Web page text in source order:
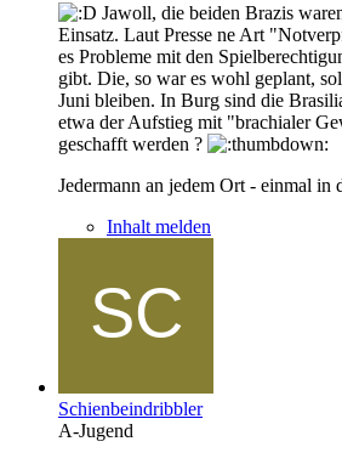
Jawoll, die beiden Brazis
Einsatz. Laut Presse ne Art
es Probleme mit den
gibt. Die, so war es wohl geplant,
Juni bleiben. In Burg sind die
etwa der Aufstieg mit "brachialer
geschafft werden ?
Jedermann an jedem Ort - einmal in
Inhalt melden
Schienbeindribbler
A-Jugend